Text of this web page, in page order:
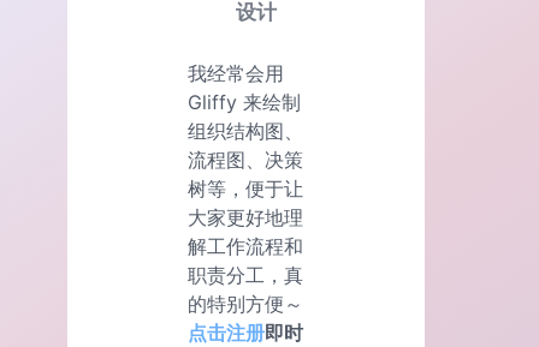
设计
我经常会用
Gliffy 来绘制
组织结构图、
流程图、决策
树等，便于让
大家更好地理
解工作流程和
职责分工，真
的特别方便～
点击注册即时